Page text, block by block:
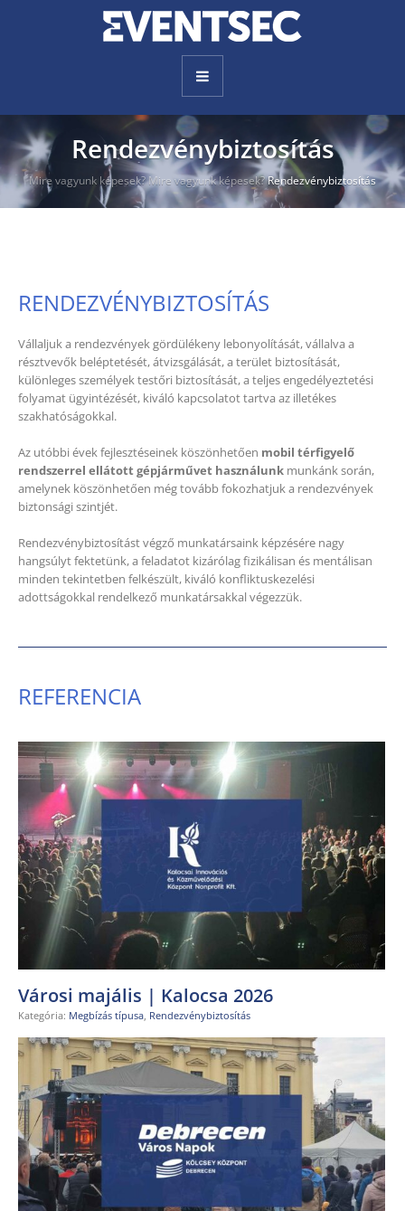
Rendezvénybiztosítás
Mire vagyunk képesek?Mire vagyunk képesek?Rendezvénybiztosítás
RENDEZVÉNYBIZTOSÍTÁS
Vállaljuk a rendezvények gördülékeny lebonyolítását, vállalva a
résztvevők beléptetését, átvizsgálását, a terület biztosítását,
különleges személyek testőri biztosítását, a teljes engedélyeztetési
folyamat ügyintézését, kiváló kapcsolatot tartva az illetékes
szakhatóságokkal.
Az utóbbi évek fejlesztéseinek köszönhetően mobil térfigyelő
rendszerrel ellátott gépjárművet használunkmunkánk során,
amelynek köszönhetően még tovább fokozhatjuk a rendezvények
biztonsági szintjét.
Rendezvénybiztosítást végző munkatársaink képzésére nagy
hangsúlyt fektetünk, a feladatot kizárólag fizikálisan és mentálisan
minden tekintetben felkészült, kiváló konfliktuskezelési
adottságokkal rendelkező munkatársakkal végezzük.
REFERENCIA
Városi majális | Kalocsa 2026
Kategória: Megbízás típusa Rendezvénybiztosítás